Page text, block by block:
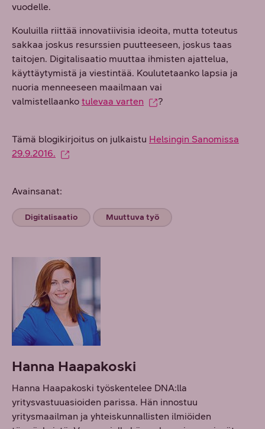
vuodelle.
Kouluilla riittää innovatiivisia ideoita, mutta toteutus
sakkaa joskus resurssien puutteeseen, joskus taas
taitojen. Digitalisaatio muuttaa ihmisten ajattelua,
käyttäytymistä ja viestintää. Koulutetaanko lapsia ja
nuoria menneeseen maailmaan vai
valmistellaanko tulevaa varten ?
Tämä blogikirjoitus on julkaistu Helsingin Sanomissa
29.9.2016.
Avainsanat:
Digitalisaatio Muuttuva työ
Hanna Haapakoski
Hanna Haapakoski työskentelee DNA:lla
yritysvastuuasioiden parissa. Hän innostuu
yritysmaailman ja yhteiskunnallisten ilmiöiden